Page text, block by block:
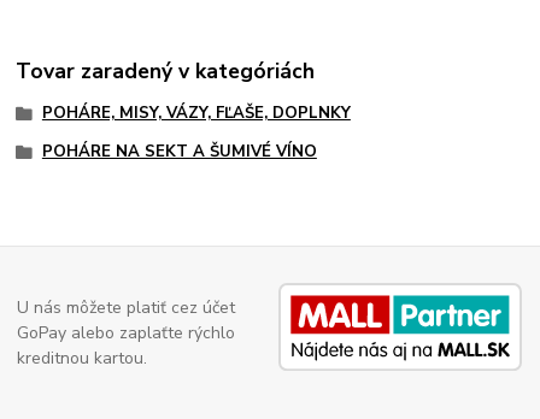
Tovar zaradený v kategóriách
POHÁRE, MISY, VÁZY, FĽAŠE, DOPLNKY
POHÁRE NA SEKT A ŠUMIVÉ VÍNO
U nás môžete platiť cez účet
GoPay alebo zaplaťte rýchlo
kreditnou kartou.